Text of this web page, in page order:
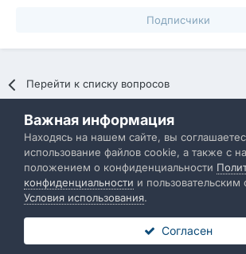
Подписчики
Перейти к списку вопросов
Политика конфиденциальности
IBResource
Powered by Invision
Важная информация
Находясь на нашем сайте, вы
использование файлов cookie, а также с
положением о конфиденциальности
конфиденциальности и
Условия использования.
Согласен